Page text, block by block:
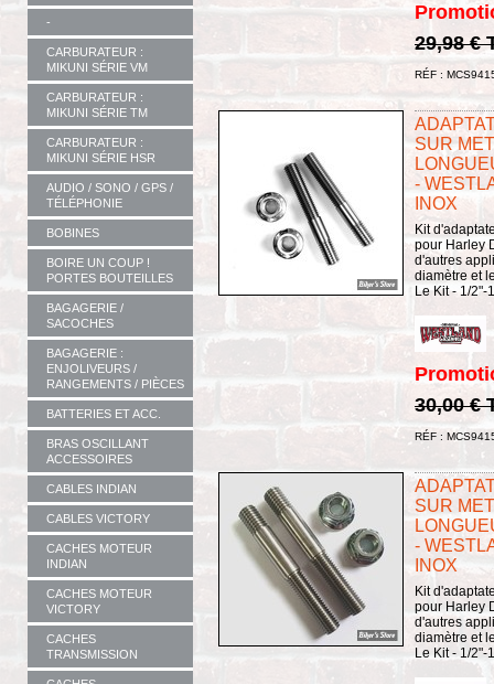
-
CARBURATEUR :
MIKUNI SÉRIE VM
CARBURATEUR :
MIKUNI SÉRIE TM
CARBURATEUR :
MIKUNI SÉRIE HSR
AUDIO / SONO / GPS /
TÉLÉPHONIE
BOBINES
BOIRE UN COUP !
PORTES BOUTEILLES
BAGAGERIE /
SACOCHES
BAGAGERIE :
ENJOLIVEURS /
RANGEMENTS / PIÈCES
BATTERIES ET ACC.
BRAS OSCILLANT
ACCESSOIRES
CABLES INDIAN
CABLES VICTORY
CACHES MOTEUR
INDIAN
CACHES MOTEUR
VICTORY
CACHES
TRANSMISSION
29,98 €
RÉF :
SUR
-
INOX
Kit
pour Harley
d'autres
diamètre et
Le Kit - 1/2"-
30,00 €
RÉF :
SUR
-
INOX
Kit
pour Harley
d'autres
diamètre et
Le Kit - 1/2"-